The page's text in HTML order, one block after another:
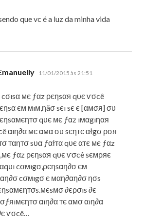
que vc é a luz da minha vida
disse:
11/01/2015 às 21:51
мє ƒαz ρєηsαя qυє ѵσcê
єм мıм,ηãσ sєı sє є [αмσя] συ
qυє мє ƒαz ıмαgıηαя
αıη∂α мє αмα συ sєηтє αłgσ ρσя
тαηтσ sυα ƒαłтα qυє αтє мє ƒαz
ƒαz ρєηsαя qυє ѵσcê sємρяє
cσмıgσ,ρєηsαη∂σ єм
cσмıgσ є мαη∂αη∂σ ησs
∂єρσıs ∂є
αıη∂α тє αмσ αıη∂α
ѵσcê…